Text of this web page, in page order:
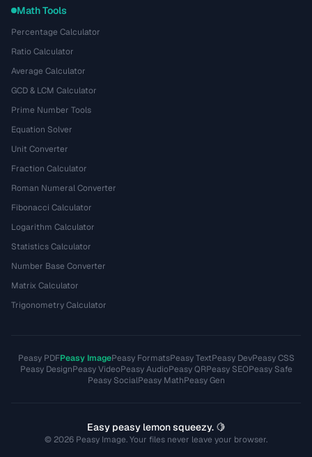
Math Tools
Percentage Calculator
Ratio Calculator
Average Calculator
GCD & LCM Calculator
Prime Number Tools
Equation Solver
Unit Converter
Fraction Calculator
Roman Numeral Converter
Fibonacci Calculator
Logarithm Calculator
Statistics Calculator
Number Base Converter
Matrix Calculator
Trigonometry Calculator
Peasy PDFPeasy ImagePeasy FormatsPeasy TextPeasy DevPeasy CSS
Peasy DesignPeasy VideoPeasy AudioPeasy QRPeasy SEOPeasy Safe
Peasy SocialPeasy MathPeasy Gen
Easy peasy lemon squeezy. 🍋
© 2026 Peasy Image. Your files never leave your browser.